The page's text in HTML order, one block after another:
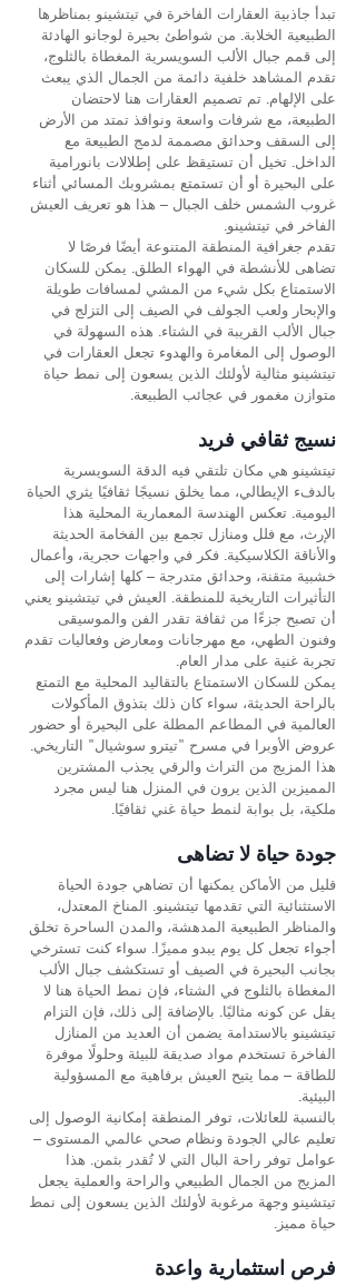
تبدأ جاذبية العقارات الفاخرة في تيتشينو بمناظرها
الطبيعية الخلابة. من شواطئ بحيرة لوجانو الهادئة
إلى قمم جبال الألب السويسرية المغطاة بالثلوج،
تقدم المشاهد خلفية دائمة من الجمال الذي يبعث
على الإلهام. تم تصميم العقارات هنا لاحتضان
الطبيعة، مع شرفات واسعة ونوافذ تمتد من الأرض
إلى السقف وحدائق مصممة لدمج الطبيعة مع
الداخل. تخيل أن تستيقظ على إطلالات بانورامية
على البحيرة أو أن تستمتع بمشروبك المسائي أثناء
غروب الشمس خلف الجبال – هذا هو تعريف العيش
الفاخر في تيتشينو.
تقدم جغرافية المنطقة المتنوعة أيضًا فرصًا لا
تضاهى للأنشطة في الهواء الطلق. يمكن للسكان
الاستمتاع بكل شيء من المشي لمسافات طويلة
والإبحار ولعب الجولف في الصيف إلى التزلج في
جبال الألب القريبة في الشتاء. هذه السهولة في
الوصول إلى المغامرة والهدوء تجعل العقارات في
تيتشينو مثالية لأولئك الذين يسعون إلى نمط حياة
متوازن مغمور في عجائب الطبيعة.
نسيج ثقافي فريد
تيتشينو هي مكان تلتقي فيه الدقة السويسرية
بالدفء الإيطالي، مما يخلق نسيجًا ثقافيًا يثري الحياة
اليومية. تعكس الهندسة المعمارية المحلية هذا
الإرث، مع فلل ومنازل تجمع بين الفخامة الحديثة
والأناقة الكلاسيكية. فكر في واجهات حجرية، وأعمال
خشبية متقنة، وحدائق متدرجة – كلها إشارات إلى
التأثيرات التاريخية للمنطقة. العيش في تيتشينو يعني
أن تصبح جزءًا من ثقافة تقدر الفن والموسيقى
وفنون الطهي، مع مهرجانات ومعارض وفعاليات تقدم
تجربة غنية على مدار العام.
يمكن للسكان الاستمتاع بالتقاليد المحلية مع التمتع
بالراحة الحديثة، سواء كان ذلك بتذوق المأكولات
العالمية في المطاعم المطلة على البحيرة أو حضور
عروض الأوبرا في مسرح "تيترو سوشيال" التاريخي.
هذا المزيج من التراث والرقي يجذب المشترين
المميزين الذين يرون في المنزل هنا ليس مجرد
ملكية، بل بوابة لنمط حياة غني ثقافيًا.
جودة حياة لا تضاهى
قليل من الأماكن يمكنها أن تضاهي جودة الحياة
الاستثنائية التي تقدمها تيتشينو. المناخ المعتدل،
والمناظر الطبيعية المدهشة، والمدن الساحرة تخلق
أجواء تجعل كل يوم يبدو مميزًا. سواء كنت تسترخي
بجانب البحيرة في الصيف أو تستكشف جبال الألب
المغطاة بالثلوج في الشتاء، فإن نمط الحياة هنا لا
يقل عن كونه مثاليًا. بالإضافة إلى ذلك، فإن التزام
تيتشينو بالاستدامة يضمن أن العديد من المنازل
الفاخرة تستخدم مواد صديقة للبيئة وحلولًا موفرة
للطاقة – مما يتيح العيش برفاهية مع المسؤولية
البيئية.
بالنسبة للعائلات، توفر المنطقة إمكانية الوصول إلى
تعليم عالي الجودة ونظام صحي عالمي المستوى –
عوامل توفر راحة البال التي لا تُقدر بثمن. هذا
المزيج من الجمال الطبيعي والراحة والعملية يجعل
تيتشينو وجهة مرغوبة لأولئك الذين يسعون إلى نمط
حياة مميز.
فرص استثمارية واعدة